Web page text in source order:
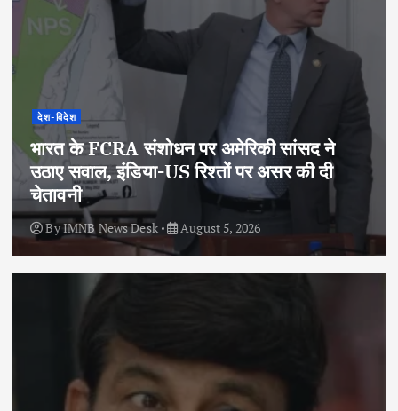
देश-विदेश
भारत के FCRA संशोधन पर अमेरिकी सांसद ने
उठाए सवाल, इंडिया-US रिश्तों पर असर की दी
चेतावनी
ByIMNB News Desk August 5, 2026